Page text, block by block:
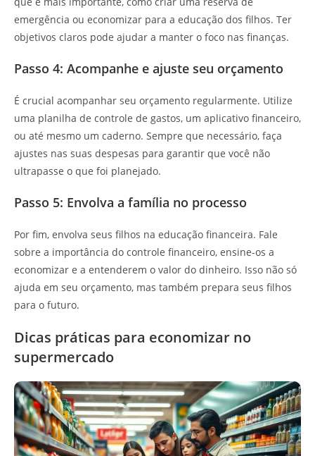
emergência ou economizar para a educação dos filhos. Ter
objetivos claros pode ajudar a manter o foco nas finanças.
Passo 4: Acompanhe e ajuste seu orçamento
É crucial acompanhar seu orçamento regularmente. Utilize
uma planilha de controle de gastos, um aplicativo financeiro,
ou até mesmo um caderno. Sempre que necessário, faça
ajustes nas suas despesas para garantir que você não
ultrapasse o que foi planejado.
Passo 5: Envolva a família no processo
Por fim, envolva seus filhos na educação financeira. Fale
sobre a importância do controle financeiro, ensine-os a
economizar e a entenderem o valor do dinheiro. Isso não só
ajuda em seu orçamento, mas também prepara seus filhos
para o futuro.
Dicas práticas para economizar no
supermercado